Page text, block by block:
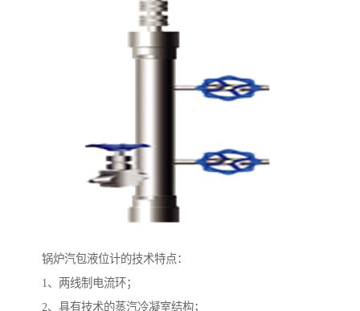
锅炉汽包液位计的技术特点：
1、两线制电流环；
2、具有技术的蒸汽冷凝室结构；